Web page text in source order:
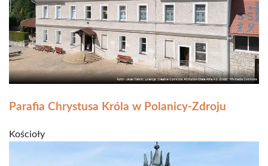
Parafia Chrystusa Króla w Polanicy-Zdroju
Kościoły